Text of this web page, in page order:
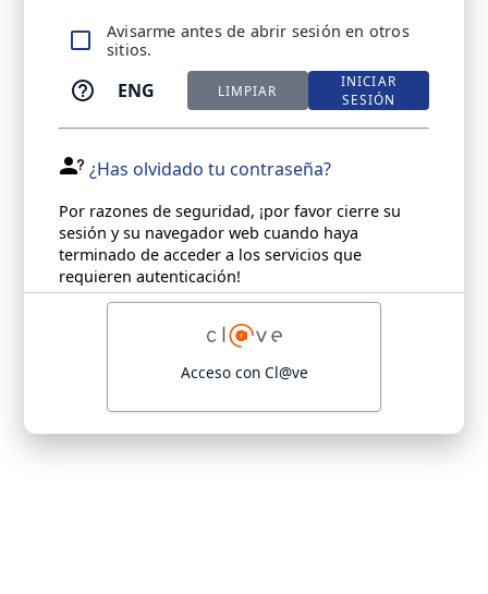
Avisarme antes de abrir sesión en otros
sitios.
ENG LIMPIAR
INICIAR
SESIÓN
¿Has olvidado tu contraseña?
Por razones de seguridad, ¡por favor cierre su
sesión y su navegador web cuando haya
terminado de acceder a los servicios que
requieren autenticación!